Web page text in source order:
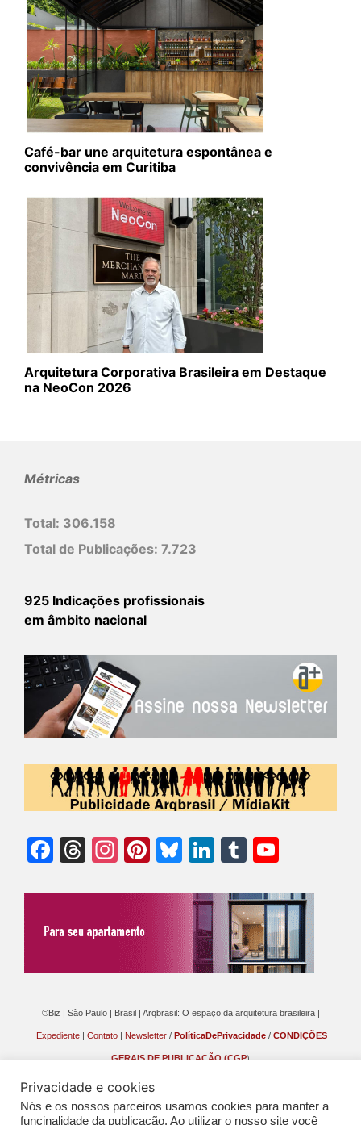
Café-bar une arquitetura espontânea e
convivência em Curitiba
Arquitetura Corporativa Brasileira em Destaque
na NeoCon 2026
Métricas
Total: 306.158
Total de Publicações: 7.723
925 Indicações profissionais
em âmbito nacional
Facebook
Threads
Instagram
Pinterest
Bluesky
LinkedIn
Tumblr
©Biz | São Paulo | Brasil | Arqbrasil: O espaço da arquitetura brasileira |
Expediente Contato Newsletter / PolíticaDePrivacidade / CONDIÇÕES
GERAIS DE PUBLICAÇÃO (CGP)
Privacidade e cookies
Nós e os nossos parceiros usamos cookies para manter a
funcinalidade da publicação. Ao utilizar o nosso site você